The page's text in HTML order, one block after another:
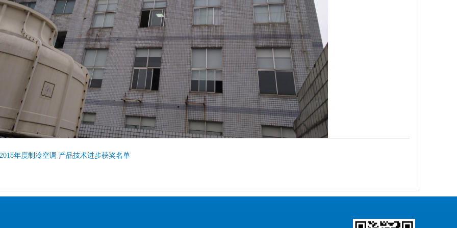
2018年度制冷空调 产品技术进步获奖名单